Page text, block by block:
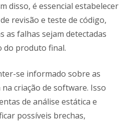
disso, é essencial estabelecer
revisão e teste de código,
as falhas sejam detectadas
do produto final.
se informado sobre as
criação de software. Isso
de análise estática e
possíveis brechas,